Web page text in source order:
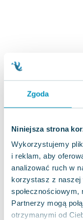
Zgoda
Niniejsza strona
Wykorzystujemy
i reklam, aby
analizować ruch w
korzystasz z naszej
Partnerzy mogą
otrzymanymi od
Maddie Ziegler
Leszek Czarnecki
Joanna Racewicz
Maria Seweryn
Eric Helms
Anna Prus (oprac.)
Nela Mała
Agnieszka Maciąg
Barbara Wrzesińska
Virginia Woolf